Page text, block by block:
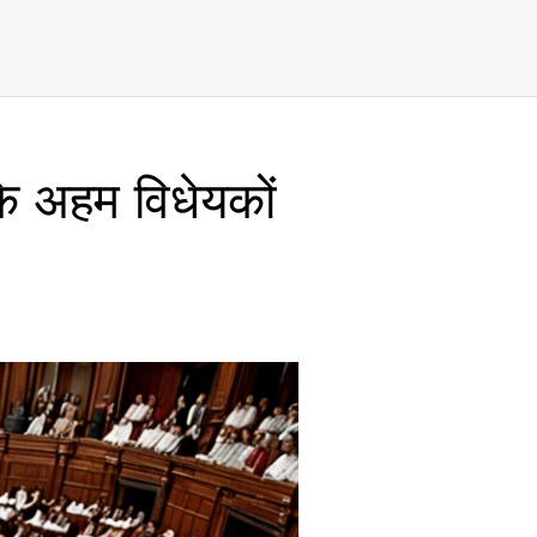
अहम विधेयकों